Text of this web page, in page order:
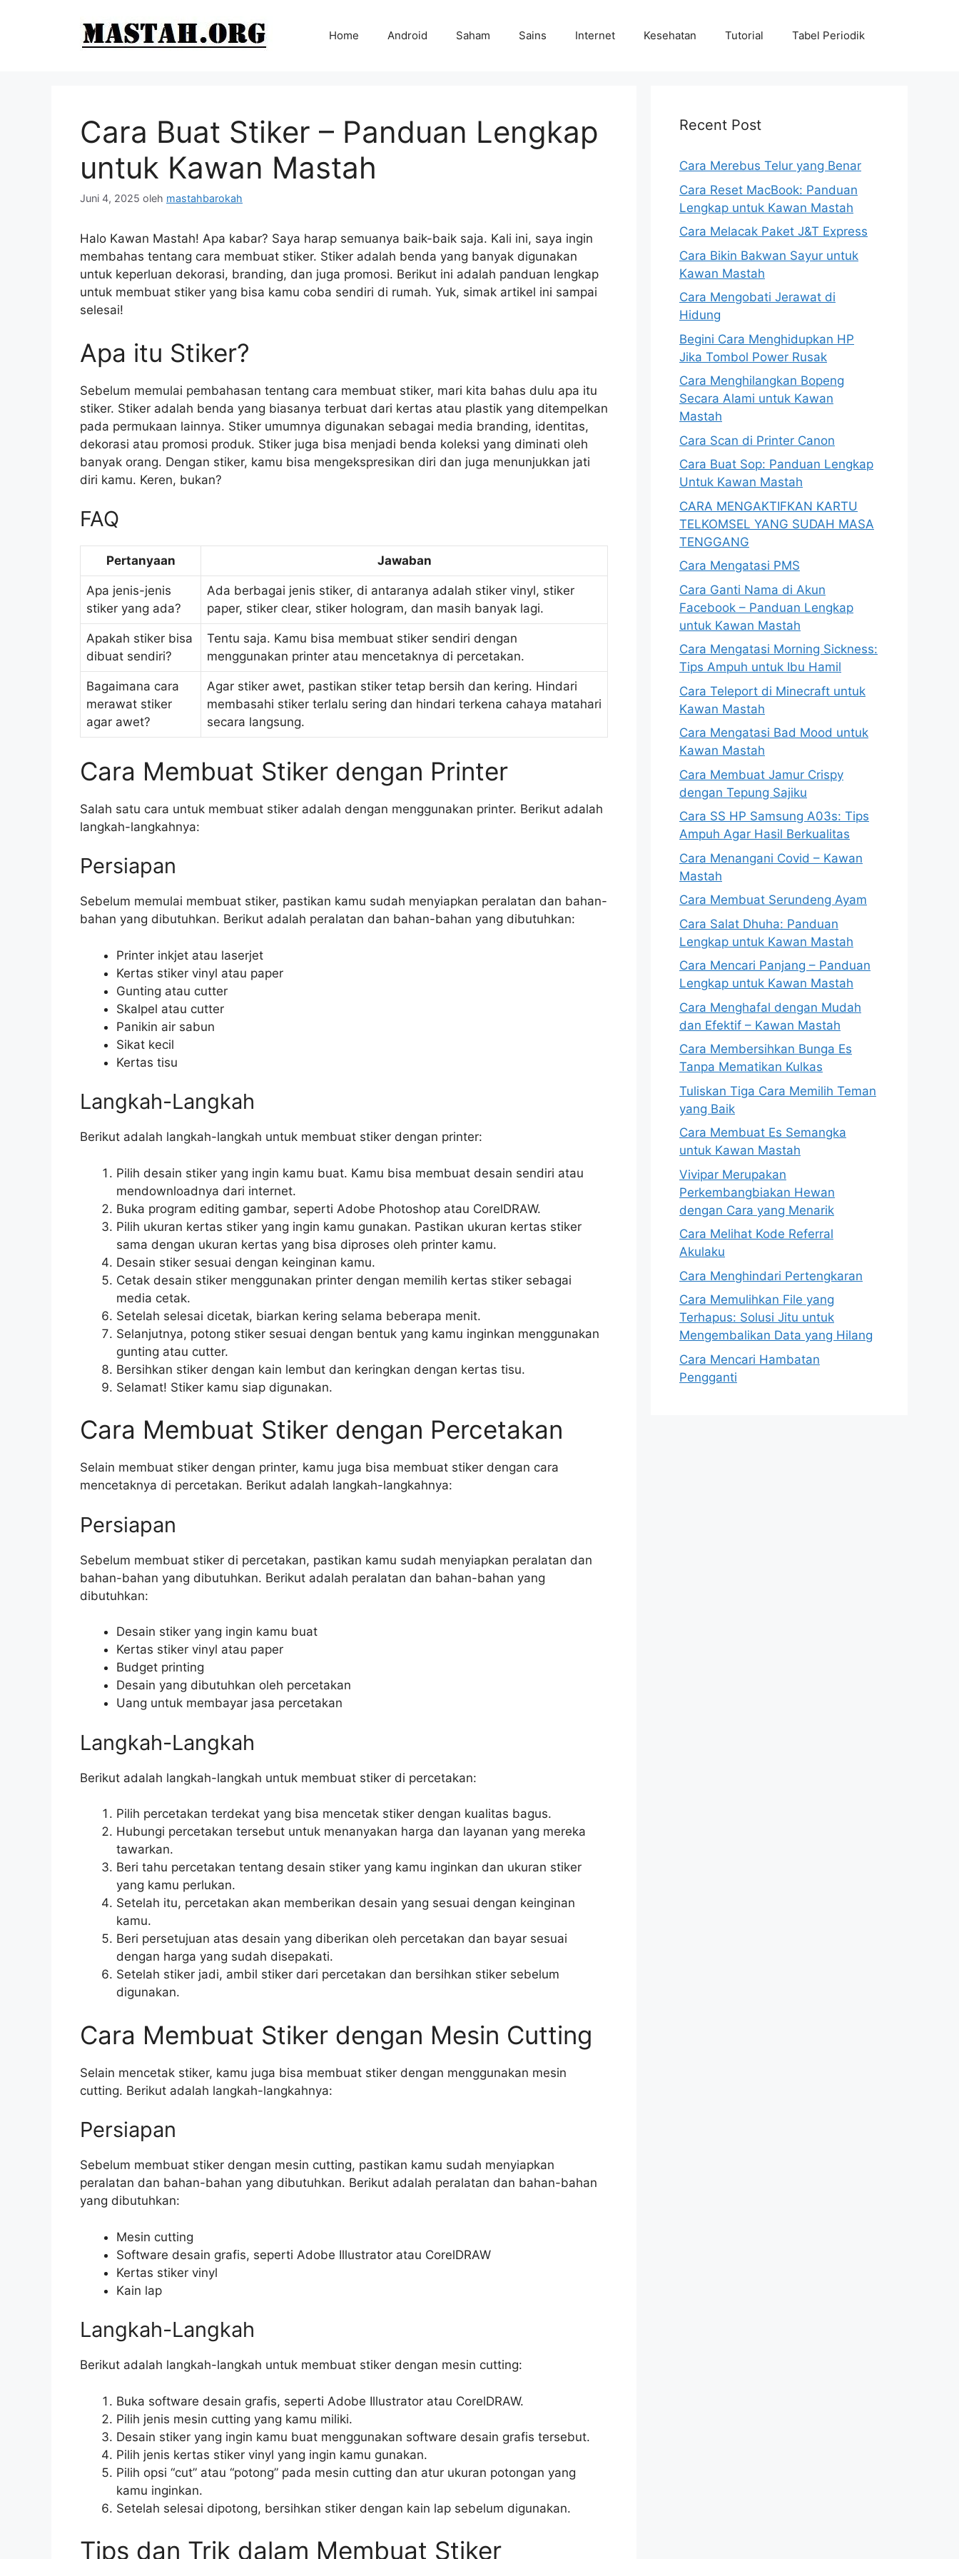
Home Android Saham Sains Internet Kesehatan Tutorial Tabel Periodik
Cara Buat Stiker – Panduan Lengkap
untuk Kawan Mastah
Juni 4, 2025 oleh mastahbarokah
Halo Kawan Mastah! Apa kabar? Saya harap semuanya baik-baik saja. Kali ini, saya ingin
membahas tentang cara membuat stiker. Stiker adalah benda yang banyak digunakan
untuk keperluan dekorasi, branding, dan juga promosi. Berikut ini adalah panduan lengkap
untuk membuat stiker yang bisa kamu coba sendiri di rumah. Yuk, simak artikel ini sampai
selesai!
Apa itu Stiker?
Sebelum memulai pembahasan tentang cara membuat stiker, mari kita bahas dulu apa itu
stiker. Stiker adalah benda yang biasanya terbuat dari kertas atau plastik yang ditempelkan
pada permukaan lainnya. Stiker umumnya digunakan sebagai media branding, identitas,
dekorasi atau promosi produk. Stiker juga bisa menjadi benda koleksi yang diminati oleh
banyak orang. Dengan stiker, kamu bisa mengekspresikan diri dan juga menunjukkan jati
diri kamu. Keren, bukan?
FAQ
Pertanyaan Jawaban
Apa jenis-jenis
stiker yang ada?
Ada berbagai jenis stiker, di antaranya adalah stiker vinyl, stiker
paper, stiker clear, stiker hologram, dan masih banyak lagi.
Apakah stiker bisa
dibuat sendiri?
Tentu saja. Kamu bisa membuat stiker sendiri dengan
menggunakan printer atau mencetaknya di percetakan.
Bagaimana cara
merawat stiker
agar awet?
Agar stiker awet, pastikan stiker tetap bersih dan kering. Hindari
membasahi stiker terlalu sering dan hindari terkena cahaya matahari
secara langsung.
Cara Membuat Stiker dengan Printer
Salah satu cara untuk membuat stiker adalah dengan menggunakan printer. Berikut adalah
langkah-langkahnya:
Persiapan
Sebelum memulai membuat stiker, pastikan kamu sudah menyiapkan peralatan dan bahan-
bahan yang dibutuhkan. Berikut adalah peralatan dan bahan-bahan yang dibutuhkan:
Printer inkjet atau laserjet
Kertas stiker vinyl atau paper
Gunting atau cutter
Skalpel atau cutter
Panikin air sabun
Sikat kecil
Kertas tisu
Langkah-Langkah
Berikut adalah langkah-langkah untuk membuat stiker dengan printer:
Pilih desain stiker yang ingin kamu buat. Kamu bisa membuat desain sendiri atau
mendownloadnya dari internet.
Buka program editing gambar, seperti Adobe Photoshop atau CorelDRAW.
Pilih ukuran kertas stiker yang ingin kamu gunakan. Pastikan ukuran kertas stiker
sama dengan ukuran kertas yang bisa diproses oleh printer kamu.
Desain stiker sesuai dengan keinginan kamu.
Cetak desain stiker menggunakan printer dengan memilih kertas stiker sebagai
media cetak.
Setelah selesai dicetak, biarkan kering selama beberapa menit.
Selanjutnya, potong stiker sesuai dengan bentuk yang kamu inginkan menggunakan
gunting atau cutter.
Bersihkan stiker dengan kain lembut dan keringkan dengan kertas tisu.
Selamat! Stiker kamu siap digunakan.
Cara Membuat Stiker dengan Percetakan
Selain membuat stiker dengan printer, kamu juga bisa membuat stiker dengan cara
mencetaknya di percetakan. Berikut adalah langkah-langkahnya:
Persiapan
Sebelum membuat stiker di percetakan, pastikan kamu sudah menyiapkan peralatan dan
bahan-bahan yang dibutuhkan. Berikut adalah peralatan dan bahan-bahan yang
dibutuhkan:
Desain stiker yang ingin kamu buat
Kertas stiker vinyl atau paper
Budget printing
Desain yang dibutuhkan oleh percetakan
Uang untuk membayar jasa percetakan
Langkah-Langkah
Berikut adalah langkah-langkah untuk membuat stiker di percetakan:
Pilih percetakan terdekat yang bisa mencetak stiker dengan kualitas bagus.
Hubungi percetakan tersebut untuk menanyakan harga dan layanan yang mereka
tawarkan.
Beri tahu percetakan tentang desain stiker yang kamu inginkan dan ukuran stiker
yang kamu perlukan.
Setelah itu, percetakan akan memberikan desain yang sesuai dengan keinginan
kamu.
Beri persetujuan atas desain yang diberikan oleh percetakan dan bayar sesuai
dengan harga yang sudah disepakati.
Setelah stiker jadi, ambil stiker dari percetakan dan bersihkan stiker sebelum
digunakan.
Cara Membuat Stiker dengan Mesin Cutting
Selain mencetak stiker, kamu juga bisa membuat stiker dengan menggunakan mesin
cutting. Berikut adalah langkah-langkahnya:
Persiapan
Sebelum membuat stiker dengan mesin cutting, pastikan kamu sudah menyiapkan
peralatan dan bahan-bahan yang dibutuhkan. Berikut adalah peralatan dan bahan-bahan
yang dibutuhkan:
Mesin cutting
Software desain grafis, seperti Adobe Illustrator atau CorelDRAW
Kertas stiker vinyl
Kain lap
Langkah-Langkah
Berikut adalah langkah-langkah untuk membuat stiker dengan mesin cutting:
Buka software desain grafis, seperti Adobe Illustrator atau CorelDRAW.
Pilih jenis mesin cutting yang kamu miliki.
Desain stiker yang ingin kamu buat menggunakan software desain grafis tersebut.
Pilih jenis kertas stiker vinyl yang ingin kamu gunakan.
Pilih opsi “cut” atau “potong” pada mesin cutting dan atur ukuran potongan yang
kamu inginkan.
Setelah selesai dipotong, bersihkan stiker dengan kain lap sebelum digunakan.
Tips dan Trik dalam Membuat Stiker
Recent Post
Cara Merebus Telur yang Benar
Cara Reset MacBook: Panduan
Lengkap untuk Kawan Mastah
Cara Melacak Paket J&T Express
Cara Bikin Bakwan Sayur untuk
Kawan Mastah
Cara Mengobati Jerawat di
Hidung
Begini Cara Menghidupkan HP
Jika Tombol Power Rusak
Cara Menghilangkan Bopeng
Secara Alami untuk Kawan
Mastah
Cara Scan di Printer Canon
Cara Buat Sop: Panduan Lengkap
Untuk Kawan Mastah
CARA MENGAKTIFKAN KARTU
TELKOMSEL YANG SUDAH MASA
TENGGANG
Cara Mengatasi PMS
Cara Ganti Nama di Akun
Facebook – Panduan Lengkap
untuk Kawan Mastah
Cara Mengatasi Morning Sickness:
Tips Ampuh untuk Ibu Hamil
Cara Teleport di Minecraft untuk
Kawan Mastah
Cara Mengatasi Bad Mood untuk
Kawan Mastah
Cara Membuat Jamur Crispy
dengan Tepung Sajiku
Cara SS HP Samsung A03s: Tips
Ampuh Agar Hasil Berkualitas
Cara Menangani Covid – Kawan
Mastah
Cara Membuat Serundeng Ayam
Cara Salat Dhuha: Panduan
Lengkap untuk Kawan Mastah
Cara Mencari Panjang – Panduan
Lengkap untuk Kawan Mastah
Cara Menghafal dengan Mudah
dan Efektif – Kawan Mastah
Cara Membersihkan Bunga Es
Tanpa Mematikan Kulkas
Tuliskan Tiga Cara Memilih Teman
yang Baik
Cara Membuat Es Semangka
untuk Kawan Mastah
Vivipar Merupakan
Perkembangbiakan Hewan
dengan Cara yang Menarik
Cara Melihat Kode Referral
Akulaku
Cara Menghindari Pertengkaran
Cara Memulihkan File yang
Terhapus: Solusi Jitu untuk
Mengembalikan Data yang Hilang
Cara Mencari Hambatan
Pengganti